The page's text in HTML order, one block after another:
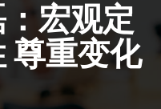
宏观定
尊重变化